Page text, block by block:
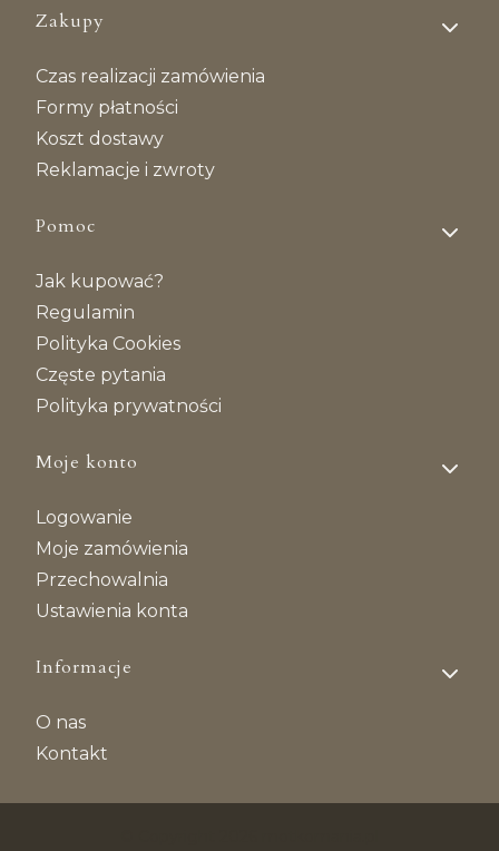
Linki w stopce
Zakupy
Czas realizacji zamówienia
Formy płatności
Koszt dostawy
Reklamacje i zwroty
Pomoc
Jak kupować?
Regulamin
Polityka Cookies
Częste pytania
Polityka prywatności
Moje konto
Logowanie
Moje zamówienia
Przechowalnia
Ustawienia konta
Informacje
O nas
Kontakt